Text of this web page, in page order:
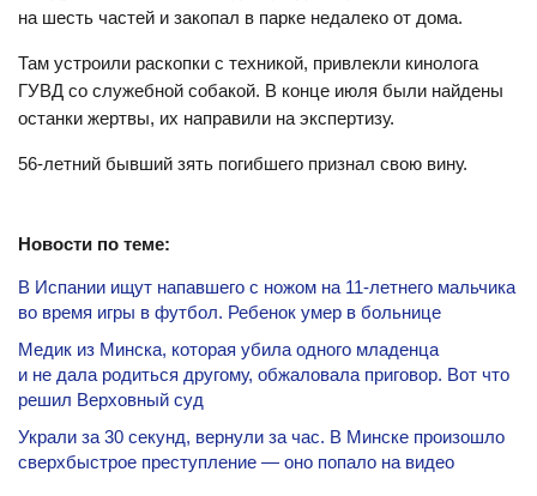
на шесть частей и закопал в парке недалеко от дома.
Там устроили раскопки с техникой, привлекли кинолога
ГУВД со служебной собакой. В конце июля были найдены
останки жертвы, их направили на экспертизу.
56-летний бывший зять погибшего признал свою вину.
Новости по теме:
В Испании ищут напавшего с ножом на 11-летнего мальчика
во время игры в футбол. Ребенок умер в больнице
Медик из Минска, которая убила одного младенца
и не дала родиться другому, обжаловала приговор. Вот что
решил Верховный суд
Украли за 30 секунд, вернули за час. В Минске произошло
сверхбыстрое преступление — оно попало на видео